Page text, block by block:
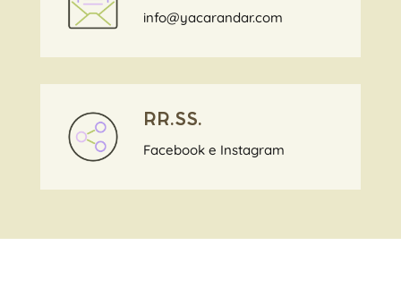
info@yacarandar.com
RR.SS.
Facebooke Instagram